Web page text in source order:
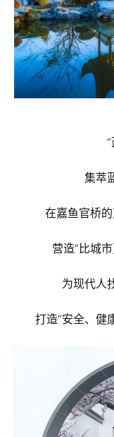
集萃
在嘉鱼官桥
营造“比城
为现代人
打造“安全、健